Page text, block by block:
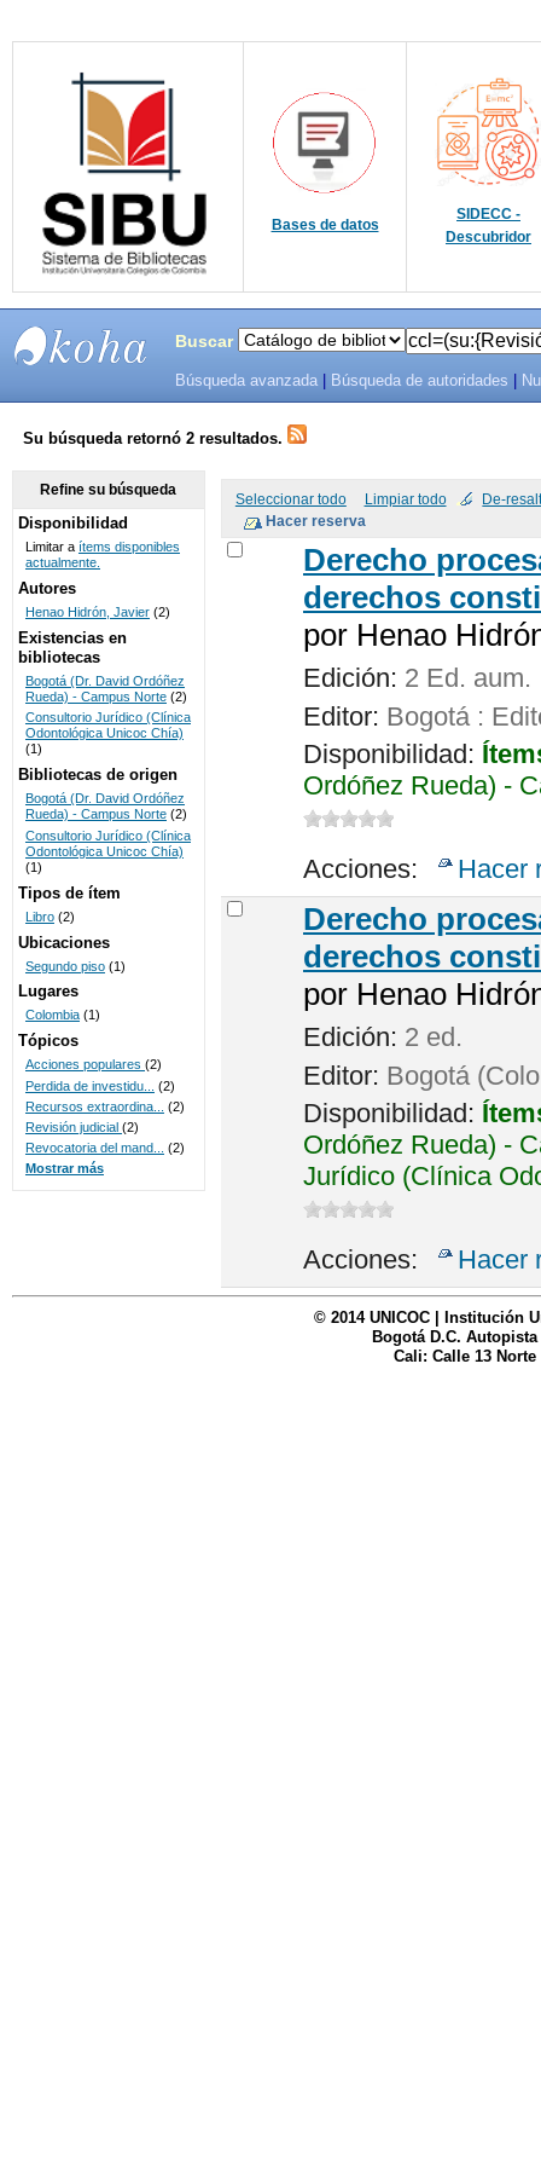
Bases de datos
SIDECC -
Descubridor
SISTEMAS
DE
BIBLIOTECAS
UNICOC
Buscar
Búsqueda avanzada Búsqueda de autoridades
Su búsqueda retornó 2 resultados.
Seleccionar todo Limpiar todo De-
Derecho
derechos
por Henao
Edición: 2 Ed. aum.
Editor: Bogotá :
Disponibilidad:
Ordóñez Rueda) -
Acciones: Hacer
Derecho
derechos
por Henao
Edición: 2 ed.
Editor: Bogotá
Disponibilidad:
Ordóñez Rueda) -
Jurídico (Clínica
Acciones: Hacer
Refine su búsqueda
Disponibilidad
Limitar a ítems disponibles
actualmente.
Autores
Henao Hidrón, Javier (2)
Existencias en
bibliotecas
Bogotá (Dr. David Ordóñez
Rueda) - Campus Norte (2)
Consultorio Jurídico (Clínica
Odontológica Unicoc Chía)
(1)
Bibliotecas de origen
Bogotá (Dr. David Ordóñez
Rueda) - Campus Norte (2)
Consultorio Jurídico (Clínica
Odontológica Unicoc Chía)
(1)
Tipos de ítem
Libro (2)
Ubicaciones
Segundo piso (1)
Lugares
Colombia (1)
Tópicos
Acciones populares (2)
Perdida de investidu...
(2)
Recursos extraordina...
(2)
Revisión judicial (2)
Revocatoria del mand...
(2)
Mostrar más
© 2014 UNICOC | Institución
Bogotá D.C. Autopista
Cali: Calle 13 Norte